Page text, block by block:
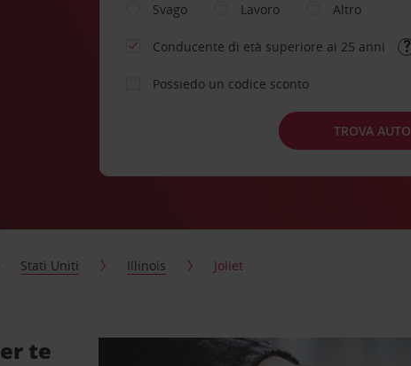
Svago
Lavoro Altro
Conducente di età superiore ai 25 anni
Possiedo un codice sconto
TROVA AUTO
Stati Uniti Illinois Joliet
te